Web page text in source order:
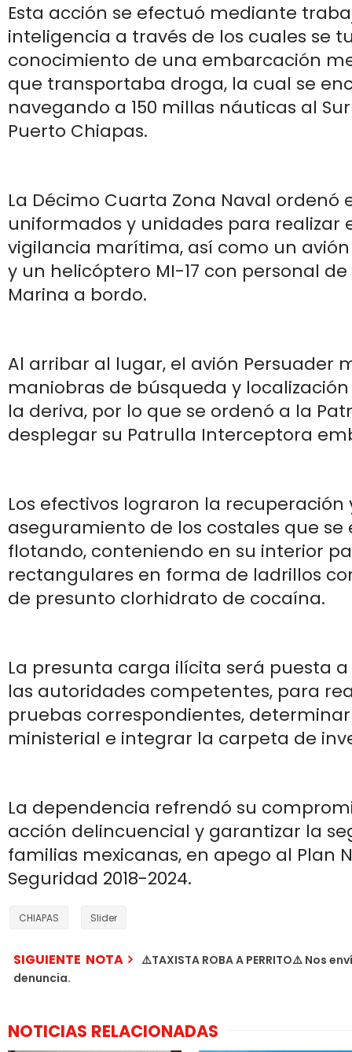
Esta acción se efectuó mediante
inteligencia a través de los cuales se
conocimiento de una embarcación
que transportaba droga, la cual se
navegando a 150 millas náuticas al
Puerto Chiapas.
La Décimo Cuarta Zona Naval ordenó
uniformados y unidades para realizar
vigilancia marítima, así como un
y un helicóptero MI-17 con personal
Marina a bordo.
Al arribar al lugar, el avión Persuader
maniobras de búsqueda y
la deriva, por lo que se ordenó a la
desplegar su Patrulla Interceptora
Los efectivos lograron la recuperación
aseguramiento de los costales que
flotando, conteniendo en su interior
rectangulares en forma de ladrillos
de presunto clorhidrato de cocaína.
La presunta carga ilícita será puesta
las autoridades competentes, para
pruebas correspondientes,
ministerial e integrar la carpeta de
La dependencia refrendó su
acción delincuencial y garantizar la
familias mexicanas, en apego al Plan
Seguridad 2018-2024.
CHIAPAS Slider
SIGUIENTE NOTA
⚠️TAXISTA ROBA A PERRITO⚠️ Nos
denuncia.
NOTICIAS RELACIONADAS